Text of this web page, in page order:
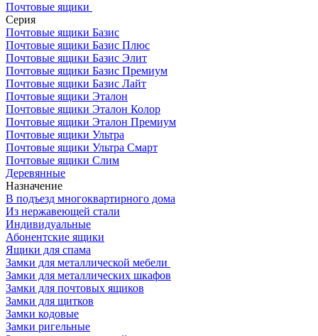
Почтовые ящики
Серия
Почтовые ящики Базис
Почтовые ящики Базис Плюс
Почтовые ящики Базис Элит
Почтовые ящики Базис Премиум
Почтовые ящики Базис Лайт
Почтовые ящики Эталон
Почтовые ящики Эталон Колор
Почтовые ящики Эталон Премиум
Почтовые ящики Ультра
Почтовые ящики Ультра Смарт
Почтовые ящики Слим
Деревянные
Назначение
В подъезд многоквартирного дома
Из нержавеющей стали
Индивидуальные
Абонентские ящики
Ящики для спама
Замки для металлической мебели
Замки для металлических шкафов
Замки для почтовых ящиков
Замки для щитков
Замки кодовые
Замки ригельные